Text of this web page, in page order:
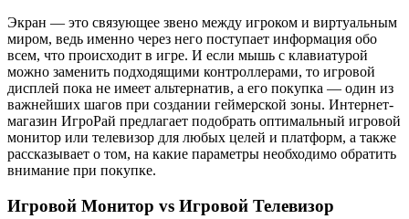
Экран — это связующее звено между игроком и виртуальным
миром, ведь именно через него поступает информация обо
всем, что происходит в игре. И если мышь с клавиатурой
можно заменить подходящими контроллерами, то игровой
дисплей пока не имеет альтернатив, а его покупка — один из
важнейших шагов при создании геймерской зоны. Интернет-
магазин ИгроРай предлагает подобрать оптимальный игровой
монитор или телевизор для любых целей и платформ, а также
рассказывает о том, на какие параметры необходимо обратить
внимание при покупке.
Игровой Монитор vs Игровой Телевизор